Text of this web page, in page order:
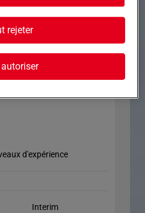
d'expérience
Interim
rejeter